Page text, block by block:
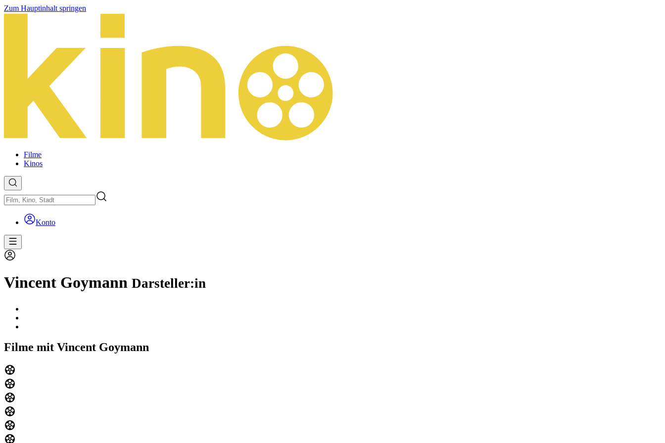
Zum Hauptinhalt springen
Filme
Kinos
Konto
Vincent Goymann Darsteller:in
Filme mit Vincent Goymann